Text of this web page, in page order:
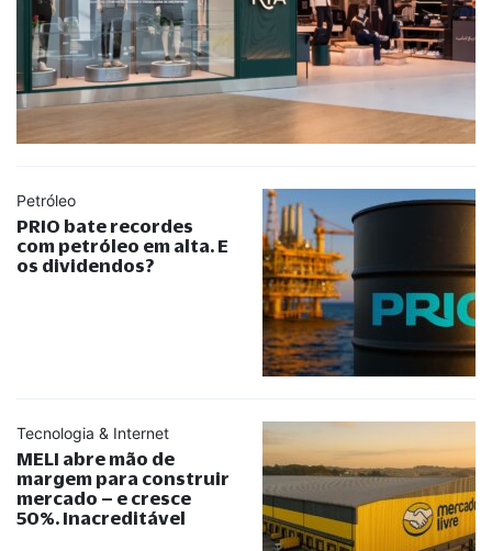
Petróleo
PRIO bate recordes
com petróleo em alta. E
os dividendos?
Tecnologia & Internet
MELI abre mão de
margem para construir
mercado – e cresce
50%. Inacreditável